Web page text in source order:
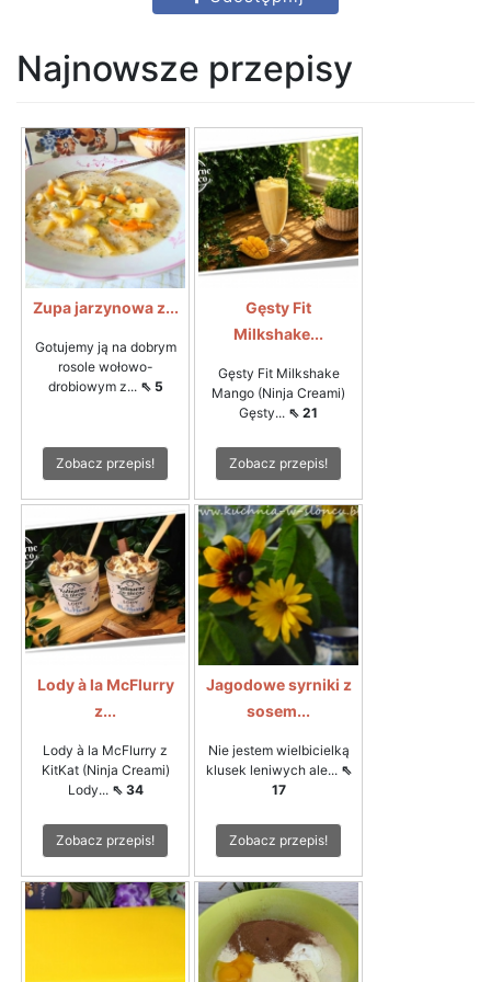
Najnowsze przepisy
Zupa jarzynowa z...
Gotujemy ją na dobrym
rosole wołowo-
drobiowym z... ⇖ 5
Zobacz przepis!
Gęsty Fit
Milkshake...
Gęsty Fit Milkshake
Mango (Ninja Creami)
Gęsty... ⇖ 21
Zobacz przepis!
Lody à la McFlurry
z...
Lody à la McFlurry z
KitKat (Ninja Creami)
Lody... ⇖ 34
Zobacz przepis!
Jagodowe syrniki z
sosem...
Nie jestem wielbicielką
klusek leniwych ale... ⇖
17
Zobacz przepis!